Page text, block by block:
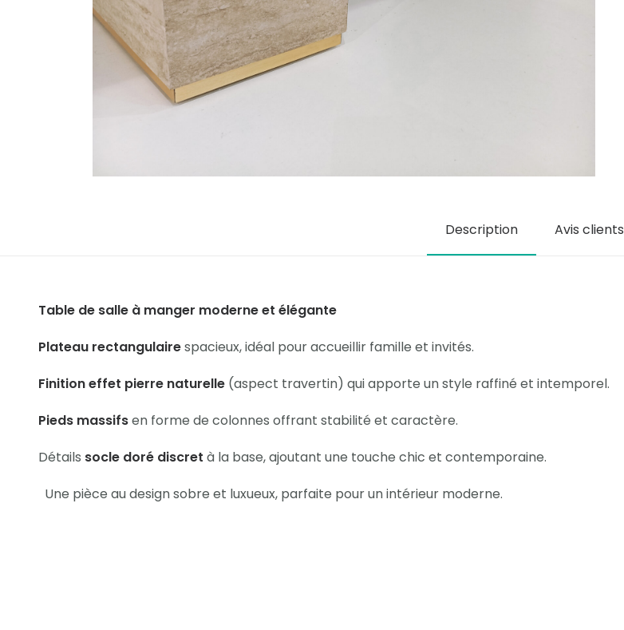
Description Avis clients
Table de salle à manger moderne et élégante
Plateau rectangulairespacieux, idéal pour accueillir famille et invités.
Finition effet pierre naturelle (aspect travertin) qui apporte un style raffiné et intemporel.
Pieds massifsen forme de colonnes offrant stabilité et caractère.
Détails socle doré discret à la base, ajoutant une touche chic et contemporaine.
Une pièce au design sobre et luxueux, parfaite pour un intérieur moderne.